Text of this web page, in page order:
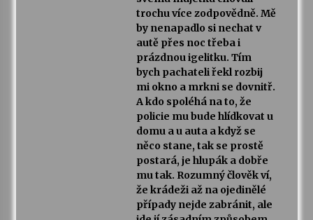
trochu více zodpovědně. Mě
by nenapadlo si nechat v
autě přes noc třeba i
prázdnou igelitku. Tím
bych pachateli řekl rozbij
mi okno a mrkni se dovnitř.
A kdo spoléhá na to, že
policie mu bude hlídkovat u
domu a u auta a když se
něco stane, tak se prostě
postará, je hlupák a dobře
mu tak. Rozumný člověk ví,
že krádeži až na ojedinělé
případy nejde zabránit, ale